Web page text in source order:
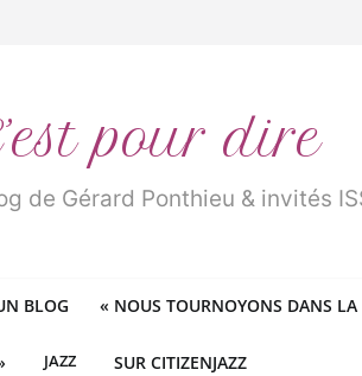
pour dire
de Gérard Ponthieu & invités
BLOG « NOUS TOURNOYONS DANS
JAZZ SUR CITIZENJAZZ